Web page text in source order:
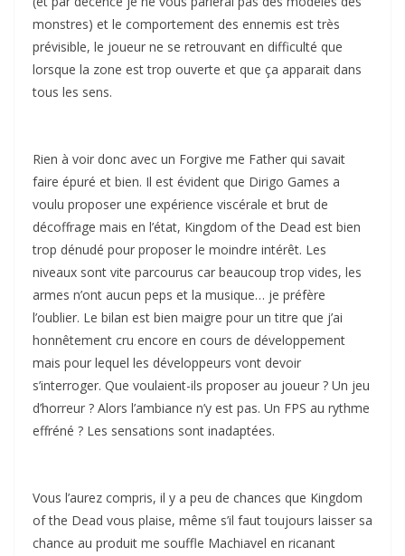
monstres) et le comportement des ennemis est très
prévisible, le joueur ne se retrouvant en difficulté que
lorsque la zone est trop ouverte et que ça apparait dans
tous les sens.
Rien à voir donc avec un Forgive me Father qui savait
faire épuré et bien. Il est évident que Dirigo Games a
voulu proposer une expérience viscérale et brut de
décoffrage mais en l’état, Kingdom of the Dead est bien
trop dénudé pour proposer le moindre intérêt. Les
niveaux sont vite parcourus car beaucoup trop vides, les
armes n’ont aucun peps et la musique… je préfère
l’oublier. Le bilan est bien maigre pour un titre que j’ai
honnêtement cru encore en cours de développement
mais pour lequel les développeurs vont devoir
s’interroger. Que voulaient-ils proposer au joueur ? Un jeu
d’horreur ? Alors l’ambiance n’y est pas. Un FPS au rythme
effréné ? Les sensations sont inadaptées.
Vous l’aurez compris, il y a peu de chances que Kingdom
of the Dead vous plaise, même s’il faut toujours laisser sa
chance au produit me souffle Machiavel en ricanant